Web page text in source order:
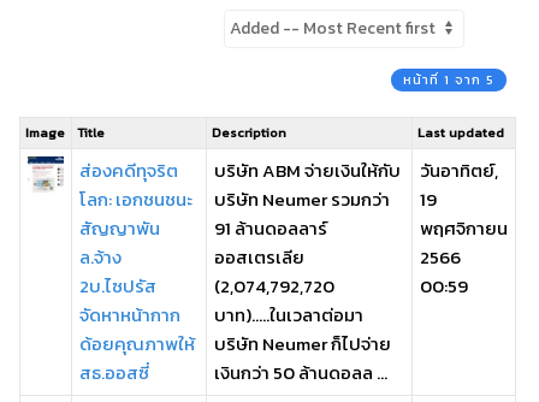
หน้าที่ 1 จาก 5
Image Title Description Last updated
ส่องคดีทุจริต
โลก: เอกชนชนะ
สัญญาพัน
ล.จ้าง
2บ.ไซปรัส
จัดหาหน้ากาก
ด้อยคุณภาพให้
สธ.ออสซี่
บริษัท ABM จ่ายเงินให้กับ
บริษัท Neumer รวมกว่า
91 ล้านดอลลาร์
ออสเตรเลีย
(2,074,792,720
บาท).....ในเวลาต่อมา
บริษัท Neumer ก็ไปจ่าย
เงินกว่า 50 ล้านดอลล ...
วันอาทิตย์,
19
พฤศจิกายน
2566
00:59